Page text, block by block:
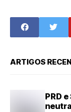
ARTIGOS
PRD